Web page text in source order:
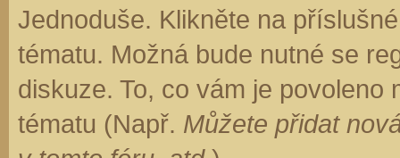
Jednoduše. Klikněte na
tématu. Možná bude nutné se
diskuze. To, co vám je
tématu (Např. Můžete přidat